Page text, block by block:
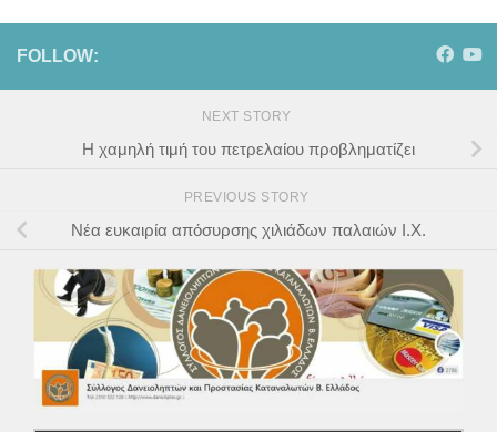
FOLLOW:
NEXT STORY
Η χαμηλή τιμή του πετρελαίου προβληματίζει
PREVIOUS STORY
Νέα ευκαιρία απόσυρσης χιλιάδων παλαιών Ι.Χ.